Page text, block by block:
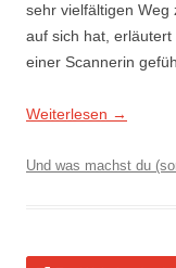
sehr vielfältigen Weg
auf sich hat,
einer Scannerin
Weiterlesen →
Und was machst du